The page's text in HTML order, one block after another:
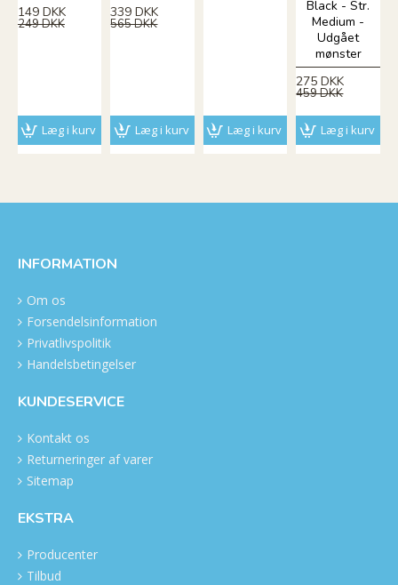
149 DKK
249 DKK
Læg i kurv
339 DKK
565 DKK
Læg i kurv Læg i kurv
Black - Str.
Medium -
Udgået
mønster
275 DKK
459 DKK
Læg i kurv
INFORMATION
Om os
Forsendelsinformation
Privatlivspolitik
Handelsbetingelser
KUNDESERVICE
Kontakt os
Returneringer af varer
Sitemap
EKSTRA
Producenter
Tilbud